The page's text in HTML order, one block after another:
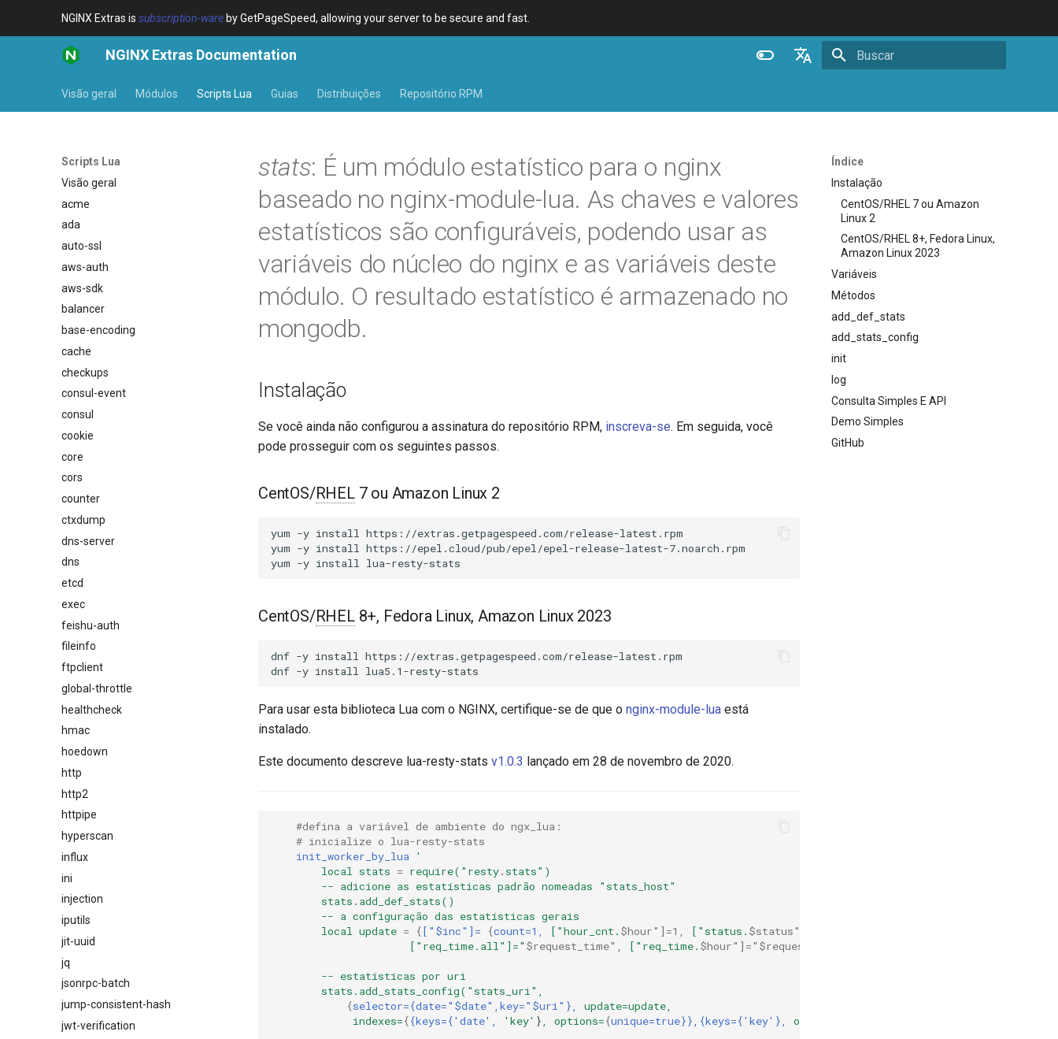
NGINX Extras is subscription-ware by GetPageSpeed, allowing your server to be secure and fast.
NGINX Extras Documentation
Français
Русский
中文
Visão geral Módulos Scripts Lua Guias Distribuições Repositório RPM
Scripts Lua
Visão geral
acme
ada
auto-ssl
aws-auth
aws-sdk
balancer
base-encoding
cache
checkups
consul-event
consul
cookie
core
cors
counter
ctxdump
dns-server
dns
etcd
exec
feishu-auth
fileinfo
ftpclient
global-throttle
healthcheck
hmac
hoedown
http
http2
httpipe
hyperscan
influx
ini
injection
iputils
jit-uuid
jq
jsonrpc-batch
jump-consistent-hash
jwt-verification
Índice
Instalação
CentOS/RHEL 7 ou Amazon
Linux 2
CentOS/RHEL 8+, Fedora Linux,
Amazon Linux 2023
Variáveis
Métodos
add_def_stats
add_stats_config
init
log
Consulta Simples E API
Demo Simples
GitHub
stats: É um módulo estatístico para o nginx
baseado no nginx-module-lua. As chaves e valores
estatísticos são configuráveis, podendo usar as
variáveis do núcleo do nginx e as variáveis deste
módulo. O resultado estatístico é armazenado no
mongodb.
Instalação
Se você ainda não configurou a assinatura do repositório RPM, inscreva-se. Em seguida, você
pode prosseguir com os seguintes passos.
CentOS/RHEL7 ou Amazon Linux 2
yum -y install
https://extras.getpagespeed.com/release-latest.rpm
yum -y install
https://epel.cloud/pub/epel/epel-release-latest-7.noarch.rpm
yum -y install
CentOS/RHEL8+, Fedora Linux, Amazon Linux 2023
dnf -y install
https://extras.getpagespeed.com/release-latest.rpm
dnf -y install
Para usar esta biblioteca Lua com o NGINX, certifique-se de que o nginx-module-lua está
instalado.
Este documento descreve lua-resty-stats v1.0.3 lançado em 28 de novembro de 2020.
#defina a variável de ambiente do ngx_lua:
# inicialize o lua-resty-stats
init_worker_by_lua
'
local
stats = require("resty.stats")
-- adicione as estatísticas padrão nomeadas
"stats_host"
stats.add_def_stats()
-- a configuração das estatísticas gerais
local
update = {["$inc"]= {count=1, ["hour_cnt. $hour"]=1, ["status. $status"]=1,
["req_time.all"]=" $request_time", ["req_time. $hour"]="$request_time"}}
-- estatísticas por uri
stats.add_stats_config("stats_uri",
{selector={date="$date",key="$uri"},
update=update,
indexes={{keys={'date', 'key' } options={unique=true}},{keys={'key'}, options=